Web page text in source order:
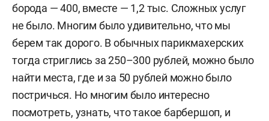
борода — 400, вместе — 1,2 тыс. Сложных услуг
не было. Многим было удивительно, что мы
берем так дорого. В обычных парикмахерских
тогда стриглись за 250–300 рублей, можно было
найти места, где и за 50 рублей можно было
постричься. Но многим было интересно
посмотреть, узнать, что такое барбершоп, и